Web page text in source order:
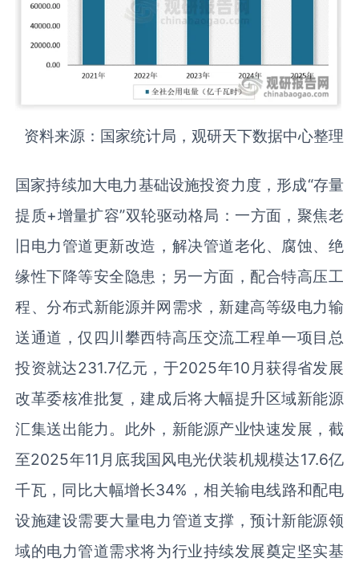
资料来源：国家统计局，观研天下数据中心整理
国家持续加大电力基础设施投资力度，形成“存量
提质+增量扩容”双轮驱动格局：一方面，聚焦老
旧电力管道更新改造，解决管道老化、腐蚀、绝
缘性下降等安全隐患；另一方面，配合特高压工
程、分布式新能源并网需求，新建高等级电力输
送通道，仅四川攀西特高压交流工程单一项目总
投资就达231.7亿元，于2025年10月获得省发展
改革委核准批复，建成后将大幅提升区域新能源
汇集送出能力。此外，新能源产业快速发展，截
至2025年11月底我国风电光伏装机规模达17.6亿
千瓦，同比大幅增长34%，相关输电线路和配电
设施建设需要大量电力管道支撑，预计新能源领
域的电力管道需求将为行业持续发展奠定坚实基